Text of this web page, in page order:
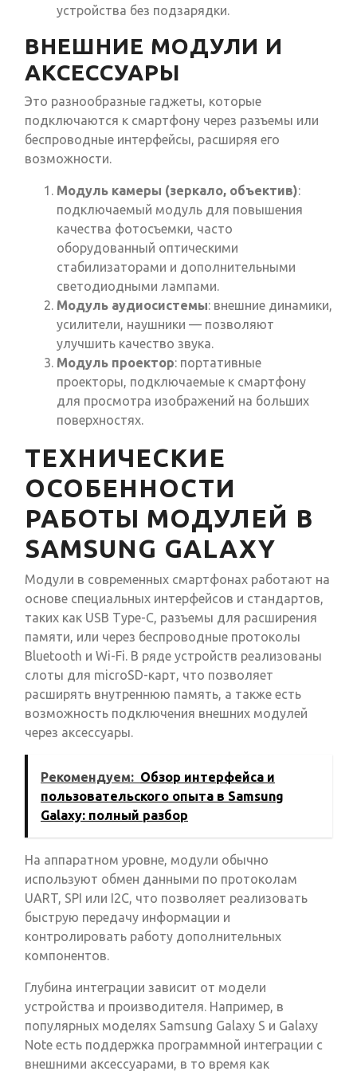
устройства без подзарядки.
ВНЕШНИЕ МОДУЛИ И
АКСЕССУАРЫ
Это разнообразные гаджеты, которые
подключаются к смартфону через разъемы или
беспроводные интерфейсы, расширяя его
возможности.
Модуль камеры (зеркало, объектив):
подключаемый модуль для повышения
качества фотосъемки, часто
оборудованный оптическими
стабилизаторами и дополнительными
светодиодными лампами.
Модуль аудиосистемы: внешние динамики,
усилители, наушники — позволяют
улучшить качество звука.
Модуль проектор: портативные
проекторы, подключаемые к смартфону
для просмотра изображений на больших
поверхностях.
ТЕХНИЧЕСКИЕ
ОСОБЕННОСТИ
РАБОТЫ МОДУЛЕЙ В
SAMSUNG GALAXY
Модули в современных смартфонах работают на
основе специальных интерфейсов и стандартов,
таких как USB Type-C, разъемы для расширения
памяти, или через беспроводные протоколы
Bluetooth и Wi-Fi. В ряде устройств реализованы
слоты для microSD-карт, что позволяет
расширять внутреннюю память, а также есть
возможность подключения внешних модулей
через аксессуары.
Рекомендуем: Обзор интерфейса и
пользовательского опыта в Samsung
Galaxy: полный разбор
На аппаратном уровне, модули обычно
используют обмен данными по протоколам
UART, SPI или I2C, что позволяет реализовать
быструю передачу информации и
контролировать работу дополнительных
компонентов.
Глубина интеграции зависит от модели
устройства и производителя. Например, в
популярных моделях Samsung Galaxy S и Galaxy
Note есть поддержка программной интеграции с
внешними аксессуарами, в то время как